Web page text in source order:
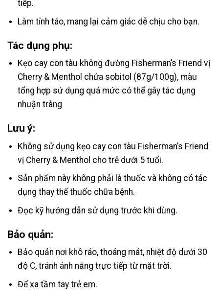
tiếp.
Làm tỉnh táo, mang lại cảm giác dễ chịu cho bạn.
Tác dụng phụ:
Kẹo cay con tàu không đường Fisherman’s Friend vị
Cherry & Menthol chứa sobitol (87g/100g), màu
tổng hợp sử dụng quá mức có thể gây tác dụng
nhuận tràng
Lưu ý:
Không sử dụng kẹo cay con tàu Fisherman’s Friend
vị Cherry & Menthol cho trẻ dưới 5 tuổi.
Sản phẩm này không phải là thuốc và không có tác
dụng thay thế thuốc chữa bệnh.
Đọc kỹ hướng dẫn sử dụng trước khi dùng.
Bảo quản:
Bảo quản nơi khô ráo, thoáng mát, nhiệt độ dưới 30
độ C, tránh ánh nắng trực tiếp từ mặt trời.
Để xa tầm tay trẻ em.